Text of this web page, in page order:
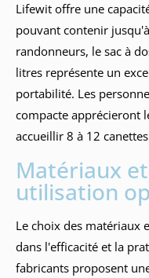
Lifewit offre une
pouvant contenir
randonneurs, le sac à
litres représente un
portabilité. Les
compacte apprécieront
accueillir 8 à 12
Matériaux
utilisation
Le choix des matériaux
dans l'efficacité et la
fabricants proposent